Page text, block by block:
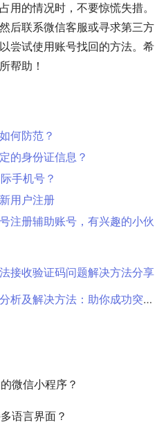
用的情况时，不要惊慌失措。
后联系微信客服或寻求第三方
尝试使用账号找回的方法。希
帮助！
何防范？
的身份证信息？
手机号？
用户注册
注册辅助账号，有兴趣的小伙
接收验证码问题解决方法分享
解决方法：助你成功突破注册障碍
微信小程序？
语言界面？